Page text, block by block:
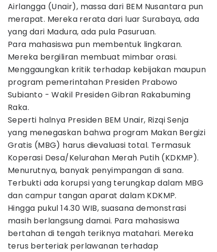
Airlangga (Unair), massa dari BEM Nusantara pun
merapat. Mereka rerata dari luar Surabaya, ada
yang dari Madura, ada pula Pasuruan.
Para mahasiswa pun membentuk lingkaran.
Mereka bergiliran membuat mimbar orasi.
Menggaungkan kritik terhadap kebijakan maupun
program pemerintahan Presiden Prabowo
Subianto - Wakil Presiden Gibran Rakabuming
Raka.
Seperti halnya Presiden BEM Unair, Rizqi Senja
yang menegaskan bahwa program Makan Bergizi
Gratis (MBG) harus dievaluasi total. Termasuk
Koperasi Desa/Kelurahan Merah Putih (KDKMP).
Menurutnya, banyak penyimpangan di sana.
Terbukti ada korupsi yang terungkap dalam MBG
dan campur tangan aparat dalam KDKMP.
Hingga pukul 14.30 WIB, suasana demonstrasi
masih berlangsung damai. Para mahasiswa
bertahan di tengah teriknya matahari. Mereka
terus berteriak perlawanan terhadap